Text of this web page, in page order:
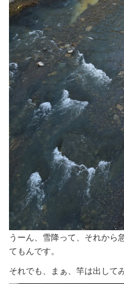
うーん、雪降って、それから
てもんです。
それでも、まぁ、竿は出して